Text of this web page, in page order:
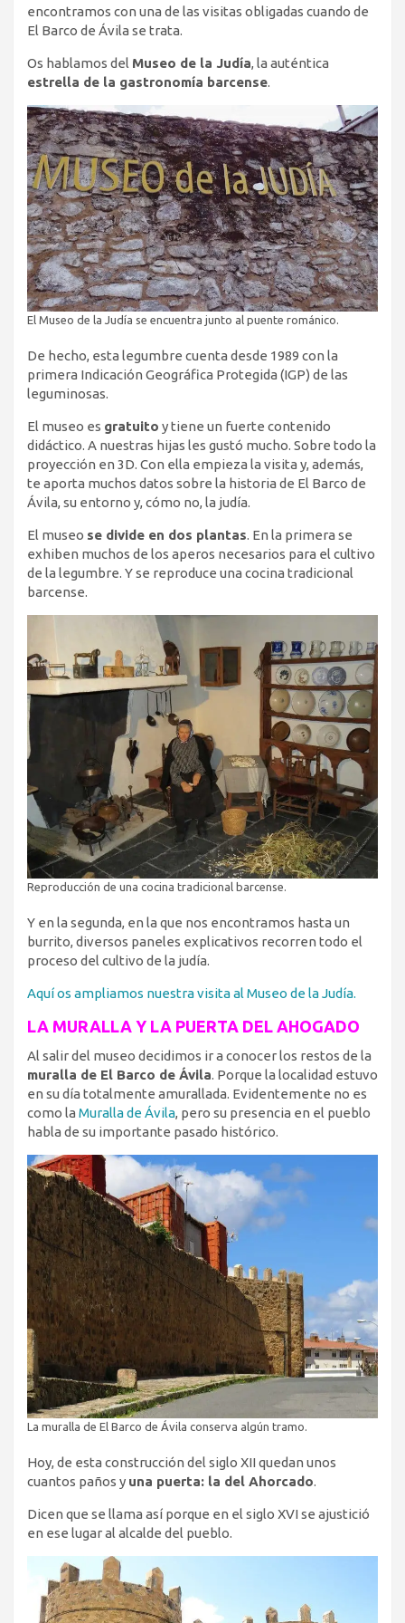
encontramos con una de las visitas obligadas cuando de
El Barco de Ávila se trata.
Os hablamos del Museo de la Judía, la auténtica
estrella de la gastronomía barcense.
El Museo de la Judía se encuentra junto al puente románico.
De hecho, esta legumbre cuenta desde 1989 con la
primera Indicación Geográfica Protegida (IGP) de las
leguminosas.
El museo es gratuito y tiene un fuerte contenido
didáctico. A nuestras hijas les gustó mucho. Sobre todo la
proyección en 3D. Con ella empieza la visita y, además,
te aporta muchos datos sobre la historia de El Barco de
Ávila, su entorno y, cómo no, la judía.
El museo se divide en dos plantas. En la primera se
exhiben muchos de los aperos necesarios para el cultivo
de la legumbre. Y se reproduce una cocina tradicional
barcense.
Reproducción de una cocina tradicional barcense.
Y en la segunda, en la que nos encontramos hasta un
burrito, diversos paneles explicativos recorren todo el
proceso del cultivo de la judía.
Aquí os ampliamos nuestra visita al Museo de la Judía.
LA MURALLA Y LA PUERTA DEL AHOGADO
Al salir del museo decidimos ir a conocer los restos de la
muralla de El Barco de Ávila. Porque la localidad estuvo
en su día totalmente amurallada. Evidentemente no es
como la Muralla de Ávila, pero su presencia en el pueblo
habla de su importante pasado histórico.
La muralla de El Barco de Ávila conserva algún tramo.
Hoy, de esta construcción del siglo XII quedan unos
cuantos paños y una puerta: la del Ahorcado.
Dicen que se llama así porque en el siglo XVI se ajustició
en ese lugar al alcalde del pueblo.